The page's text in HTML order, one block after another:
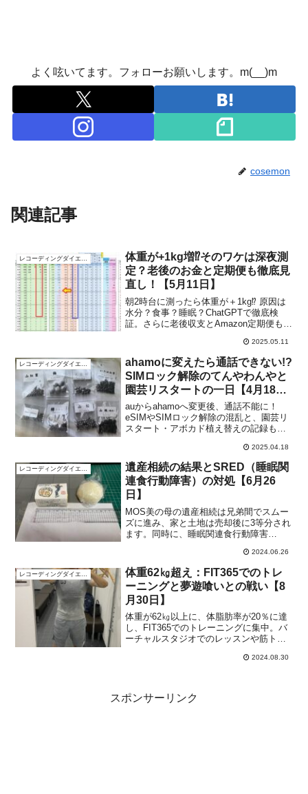
よく呟いてます。フォローお願いします。m(__)m
cosemon
関連記事
レコーディングダイエット
体重が+1kg増⁉︎そのワケは深夜測
定？老後のお金と定期便も徹底見
直し！【5月11日】
朝2時台に測ったら体重が＋1kg⁉ 原因は
水分？食事？睡眠？ChatGPTで徹底検
証。さらに老後収支とAmazon定期便も見
2025.05.11
レコーディングダイエット
ahamoに変えたら通話できない!?
SIMロック解除のてんやわんやと
園芸リスタートの一日【4月18
日】
auからahamoへ変更後、通話不能に！
eSIMやSIMロック解除の混乱と、園芸リ
スタート・アボカド植え替えの記録も紹
2025.04.18
レコーディングダイエット
遺産相続の結果とSRED（睡眠関
連食行動障害）の対処【6月26
日】
MOS美の母の遺産相続は兄弟間でスムー
ズに進み、家と土地は売却後に3等分され
ます。同時に、睡眠関連食行動障害
にどう対処しているのかも説明します。
夜遅くに饅頭やお菓子を無意識に食べて
しまった事についても触れています。
2024.06.26
レコーディングダイエット
体重62㎏超え：FIT365でのトレ
ーニングと夢遊喰いとの戦い【8
月30日】
体重が62㎏以上に、体脂肪率が20％に達
し、FIT365でのトレーニングに集中。バ
ーチャルスタジオでのレッスンや筋トレ
の症状が続き、理性との戦いが続いてい
2024.08.30
スポンサーリンク